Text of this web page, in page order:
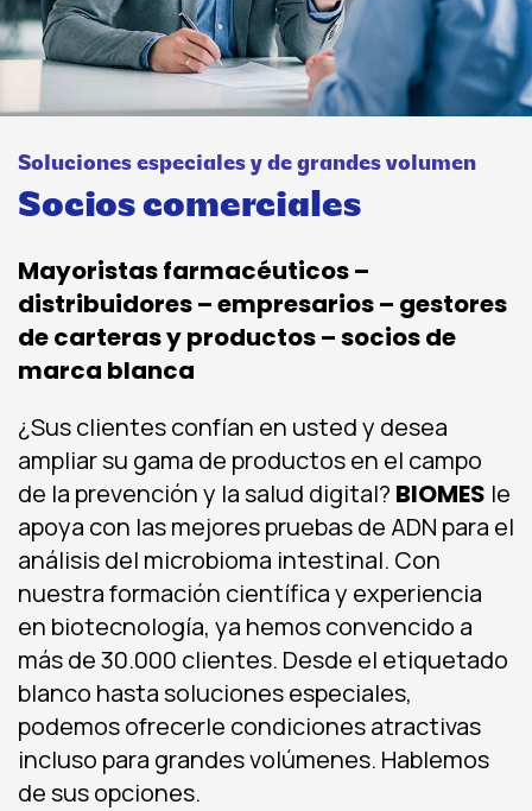
Soluciones especiales y de grandes volumen
Socios comerciales
Mayoristas farmacéuticos –
distribuidores – empresarios – gestores
de carteras y productos – socios de
marca blanca
¿Sus clientes confían en usted y desea
ampliar su gama de productos en el campo
de la prevención y la salud digital? BIOMES le
apoya con las mejores pruebas de ADN para el
análisis del microbioma intestinal. Con
nuestra formación científica y experiencia
en biotecnología, ya hemos convencido a
más de 30.000 clientes. Desde el etiquetado
blanco hasta soluciones especiales,
podemos ofrecerle condiciones atractivas
incluso para grandes volúmenes. Hablemos
de sus opciones.